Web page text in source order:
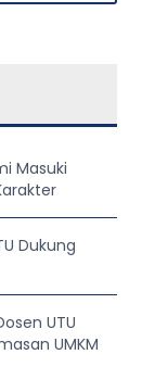
Masuki
Dukung
UTU
UMKM